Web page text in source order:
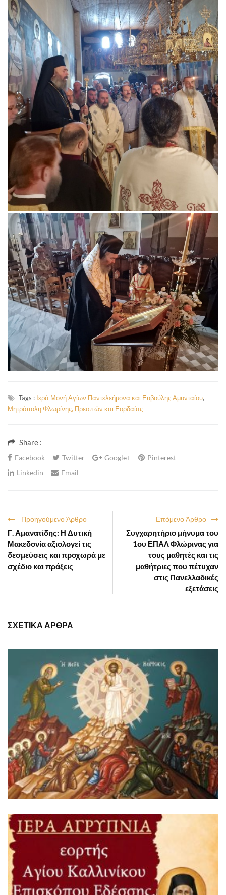
Tags : Ιερά Μονή Αγίων Παντελεήμονα και Ευβούλης Αμυνταίου,
Μητρόπολη Φλωρίνης, Πρεσπών και Εορδαίας
Share :
Facebook Twitter Google+
Pinterest
Linkedin
Email
Επόμενο Άρθρο
Συγχαρητήριο μήνυμα του
1ου ΕΠΑΛ Φλώρινας για
τους μαθητές και τις
μαθήτριες που πέτυχαν
στις Πανελλαδικές
εξετάσεις
Προηγούμενο Άρθρο
Γ. Αμανατίδης: Η Δυτική
Μακεδονία αξιολογεί τις
δεσμεύσεις και προχωρά με
σχέδιο και πράξεις
ΣΧΕΤΙΚΑ ΑΡΘΡΑ